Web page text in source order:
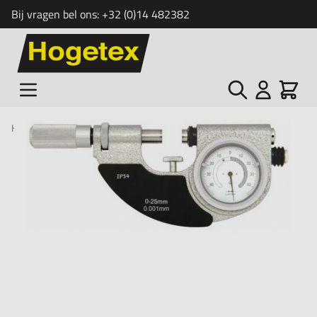
Bij vragen bel ons: +32 (0)14 482382
Ga naar de inhoud
Zoek Cart
Home/Tolerantieschroefmaat met ingebouwde meetklok